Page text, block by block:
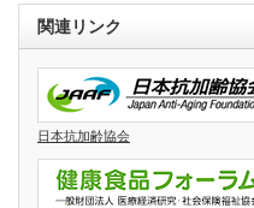
関連リンク
日本抗加齢協会